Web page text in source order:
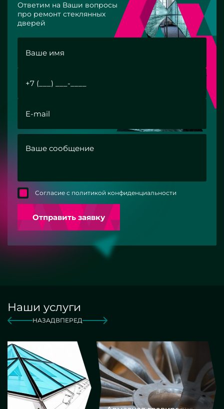
Ответим на Ваши вопросы
про ремонт стеклянных
дверей
Согласие с политикой конфиденциальности
Отправить заявку
Наши услуги
НАЗАДВПЕРЕД